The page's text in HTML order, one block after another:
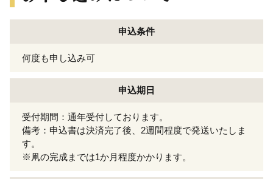
申込条件
何度も申し込み可
申込期日
受付期間：通年受付しております。
備考：申込書は決済完了後、2週間程度で発送いたしま
す。
※凧の完成までは1か月程度かかります。